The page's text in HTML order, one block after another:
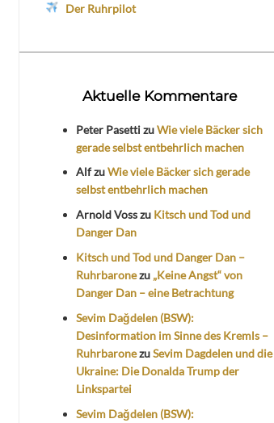
Der Ruhrpilot
Aktuelle Kommentare
Peter PasettizuWie viele Bäcker sich
gerade selbst entbehrlich machen
AlfzuWie viele Bäcker sich gerade
selbst entbehrlich machen
Arnold Vosszu Kitsch und Tod und
Danger Dan
Kitsch und Tod und Danger Dan –
Ruhrbaronezu „Keine Angst“ von
Danger Dan – eine Betrachtung
Sevim Dağdelen (BSW):
Desinformation im Sinne des Kremls –
RuhrbaronezuSevim Dagdelen und die
Ukraine: Die Donalda Trump der
Linkspartei
Sevim Dağdelen (BSW):